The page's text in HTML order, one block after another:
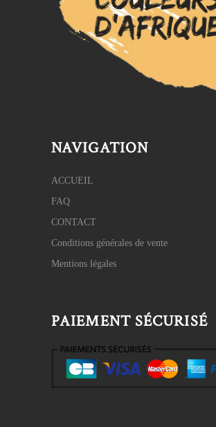
NAVIGATION
ACCUEIL
FAQ
CONTACT
Conditions générales de vente
Mentions légales
PAIEMENT SÉCURISÉ